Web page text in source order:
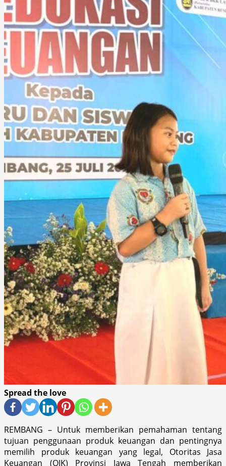
Spread the love
REMBANG – Untuk memberikan pemahaman tentang
tujuan penggunaan produk keuangan dan pentingnya
memilih produk keuangan yang legal, Otoritas Jasa
Keuangan (OJK) Provinsi Jawa Tengah memberikan